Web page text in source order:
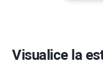
Visualice la